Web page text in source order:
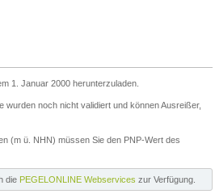
1. Januar 2000 herunterzuladen.
wurden noch nicht validiert und können Ausreißer,
(m ü. NHN) müssen Sie den PNP-Wert des
die PEGELONLINE Webservices zur Verfügung.